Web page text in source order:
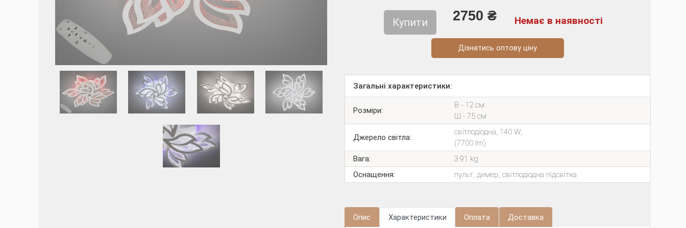
Купити 2750 ₴ Немає в наявності
Дізнатись оптову ціну
Загальні характеристики:
Розміри:
В - 12 см
Ш - 75 см
Джерело світла:
світлодіодна, 140 W,
(7700 lm)
Вага:
3.91 kg
Оснащення:
пульт, димер, світлодіодна підсвітка
Опис Характеристики Оплата Доставка